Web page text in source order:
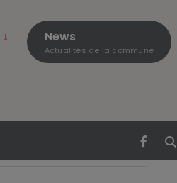
News
Actualités de la commune
vues